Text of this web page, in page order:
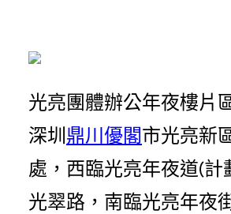
光亮團體辦公年夜樓片
深圳鼎川優閣市光亮新
處，西臨光亮年夜道(計
光翠路，南臨光亮年夜